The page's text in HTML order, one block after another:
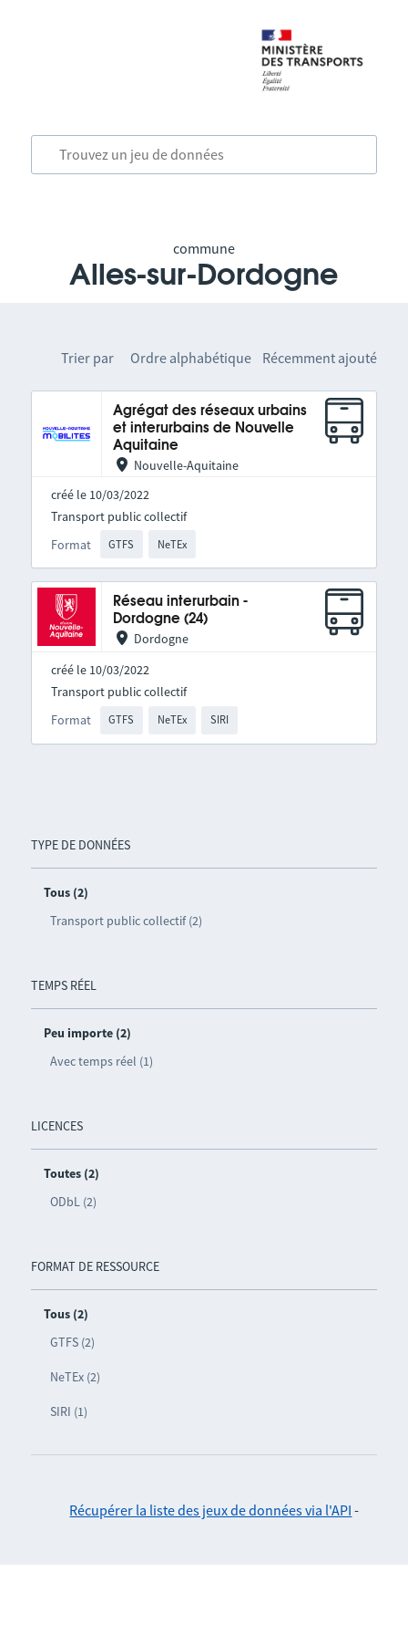
commune
Alles-sur-Dordogne
TYPE DE DONNÉES
Tous (2)
Transport public collectif (2)
TEMPS RÉEL
Peu importe (2)
Avec temps réel (1)
LICENCES
Toutes (2)
ODbL (2)
FORMAT DE RESSOURCE
Tous (2)
GTFS (2)
NeTEx (2)
SIRI (1)
Trier par Ordre alphabétique Récemment ajouté
Agrégat des réseaux urbains
et interurbains de Nouvelle
Aquitaine
Nouvelle-Aquitaine
créé le 10/03/2022
Format GTFS NeTEx
Transport public collectif
Réseau interurbain -
Dordogne (24)
Dordogne
créé le 10/03/2022
Format GTFS NeTEx SIRI
Transport public collectif
Récupérer la liste des jeux de données via l'API -